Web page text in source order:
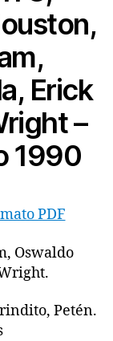
Erick
–
1990
PDF
Oswaldo
Petén.